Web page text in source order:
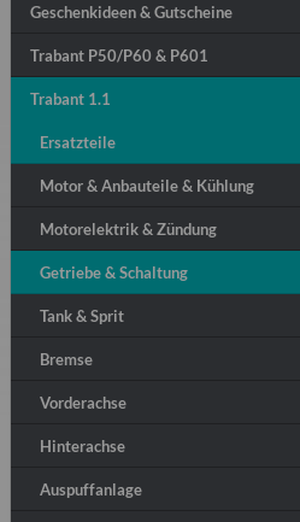
Geschenkideen & Gutscheine
Trabant P50/P60 & P601
Trabant 1.1
Ersatzteile
Motor & Anbauteile & Kühlung
Motorelektrik & Zündung
Getriebe & Schaltung
Tank & Sprit
Bremse
Vorderachse
Hinterachse
Auspuffanlage